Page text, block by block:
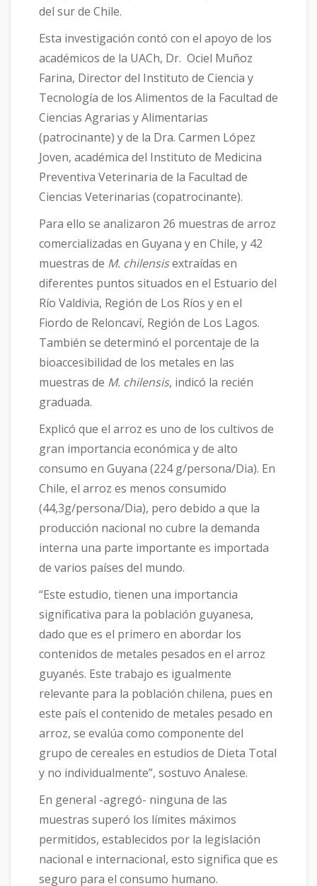
del sur de Chile.
Esta investigación contó con el apoyo de los
académicos de la UACh, Dr. Ociel Muñoz
Farina, Director del Instituto de Ciencia y
Tecnología de los Alimentos de la Facultad de
Ciencias Agrarias y Alimentarias
(patrocinante) y de la Dra. Carmen López
Joven, académica del Instituto de Medicina
Preventiva Veterinaria de la Facultad de
Ciencias Veterinarias (copatrocinante).
Para ello se analizaron 26 muestras de arroz
comercializadas en Guyana y en Chile, y 42
muestras de M. chilensisextraídas en
diferentes puntos situados en el Estuario del
Río Valdivia, Región de Los Ríos y en el
Fiordo de Reloncaví, Región de Los Lagos.
También se determinó el porcentaje de la
bioaccesibilidad de los metales en las
muestras de M. chilensis, indicó la recién
graduada.
Explicó que el arroz es uno de los cultivos de
gran importancia económica y de alto
consumo en Guyana (224 g/persona/Dia). En
Chile, el arroz es menos consumido
(44,3g/persona/Dia), pero debido a que la
producción nacional no cubre la demanda
interna una parte importante es importada
de varios países del mundo.
“Este estudio, tienen una importancia
significativa para la población guyanesa,
dado que es el primero en abordar los
contenidos de metales pesados en el arroz
guyanés. Este trabajo es igualmente
relevante para la población chilena, pues en
este país el contenido de metales pesado en
arroz, se evalúa como componente del
grupo de cereales en estudios de Dieta Total
y no individualmente”, sostuvo Analese.
En general -agregó- ninguna de las
muestras superó los límites máximos
permitidos, establecidos por la legislación
nacional e internacional, esto significa que es
seguro para el consumo humano.